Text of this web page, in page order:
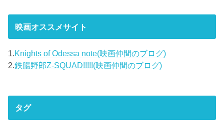
映画オススメサイト
1.Knights of Odessa note(映画仲間のブログ)
2.鉄腸野郎Z-SQUAD!!!!!(映画仲間のブログ)
タグ